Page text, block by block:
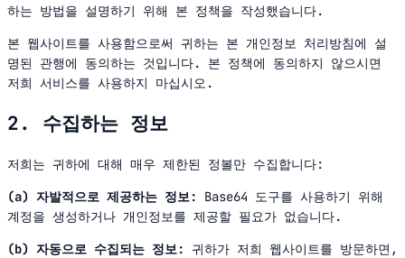
하는 방법을 설명하기 위해 본 정책을 작성했습니다.
본 웹사이트를 사용함으로써 귀하는 본 개인정보 처리방침에 설
명된 관행에 동의하는 것입니다. 본 정책에 동의하지 않으시면
저희 서비스를 사용하지 마십시오.
2. 수집하는 정보
저희는 귀하에 대해 매우 제한된 정볼만 수집합니다:
(a) 자발적으로 제공하는 정보:
Base64 도구를 사용하기 위해
계정을 생성하거나 개인정보를 제공할 필요가 없습니다.
(b) 자동으로 수집되는 정보:
귀하가 저희 웹사이트를 방문하면,